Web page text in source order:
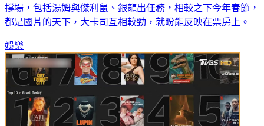
撐場，包括湯姆與傑利鼠、銀龍出任務，相較之下今年春節，
都是國片的天下，大卡司互相較勁，就盼能反映在票房上。
娛樂